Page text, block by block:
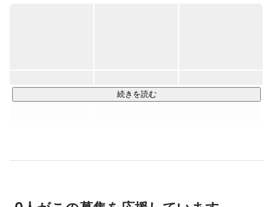
●6年連続クラウド電子カルテシェアNo.1 （※）「エムスリー
続きを読む